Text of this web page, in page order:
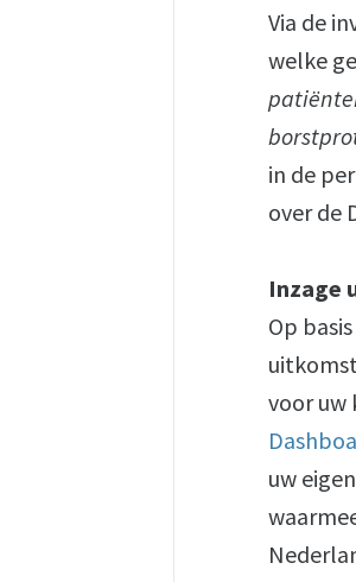
Via de
welke
in de
over de
Inzage
Op
voor uw
uw